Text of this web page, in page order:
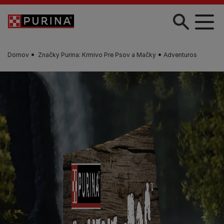
Skočiť na hlavný obsah
Domov Značky Purina: Krmivo Pre Psov a Mačky Adventuros